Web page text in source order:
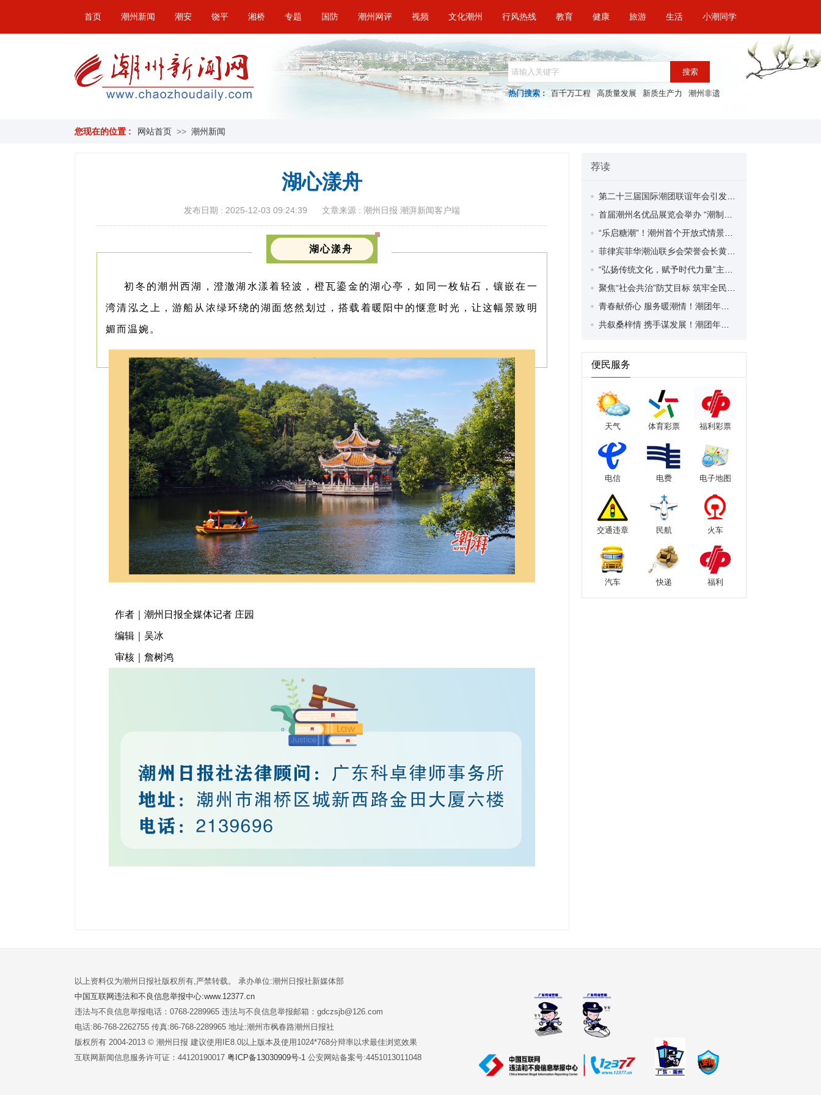
首页 潮州新闻 潮安 饶平 湘桥 专题 国防 潮州网评 视频 文化潮州 行风热线 教育 健康 旅游 生活 小潮同学
搜索
热门搜索 : 百千万工程 高质量发展 新质生产力 潮州非遗
您现在的位置 : 网站首页 >> 潮州新闻
湖心漾舟
发布日期 : 2025-12-03 09:24:39 文章来源 : 潮州日报 潮湃新闻客户端
湖心漾舟
初冬的潮州西湖，澄澈湖水漾着轻波，橙瓦鎏金的湖心亭，如同一枚钻石，镶嵌在一
湾清泓之上，游船从浓绿环绕的湖面悠然划过，搭载着暖阳中的惬意时光，让这幅景致明
媚而温婉。
作者｜潮州日报全媒体记者 庄园
编辑｜吴冰
审核｜詹树鸿
荐读
便民服务
天气 体育彩票 福利彩票
电信 电费 电子地图
交通违章 民航 火车
汽车 快递 福利
以上资料仅为潮州日报社版权所有,严禁转载。 承办单位:潮州日报社新媒体部
中国互联网违法和不良信息举报中心:www.12377.cn
违法与不良信息举报电话：0768-2289965 违法与不良信息举报邮箱：gdczsjb@126.com
电话:86-768-2262755 传真:86-768-2289965 地址:潮州市枫春路潮州日报社
版权所有 2004-2013 © 潮州日报 建议使用IE8.0以上版本及使用1024*768分辩率以求最佳浏览效果
互联网新闻信息服务许可证：44120190017 粤ICP备13030909号-1 公安网站备案号:4451013011048